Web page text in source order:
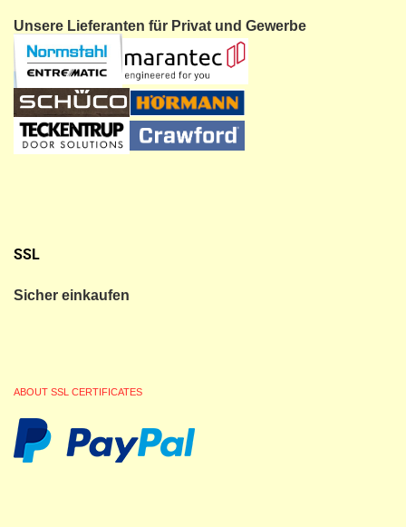
Unsere Lieferanten für Privat und Gewerbe
SSL
Sicher einkaufen
ABOUT SSL CERTIFICATES